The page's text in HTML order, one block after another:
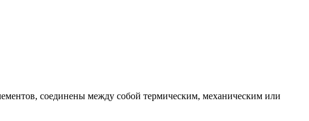
соединены между собой термическим, механическим или